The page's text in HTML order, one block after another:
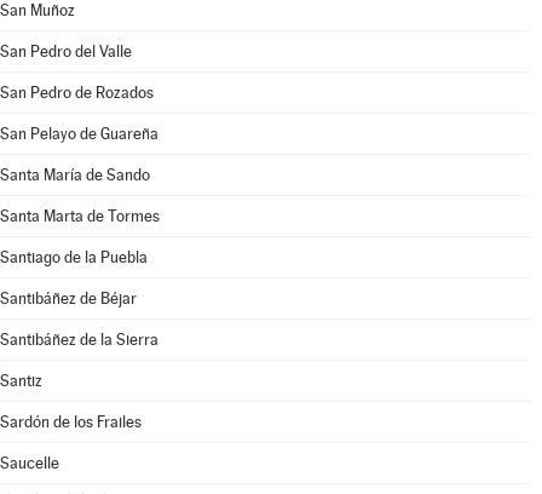
San Muñoz
San Pedro del Valle
San Pedro de Rozados
San Pelayo de Guareña
Santa María de Sando
Santa Marta de Tormes
Santiago de la Puebla
Santibáñez de Béjar
Santibáñez de la Sierra
Santiz
Sardón de los Frailes
Saucelle